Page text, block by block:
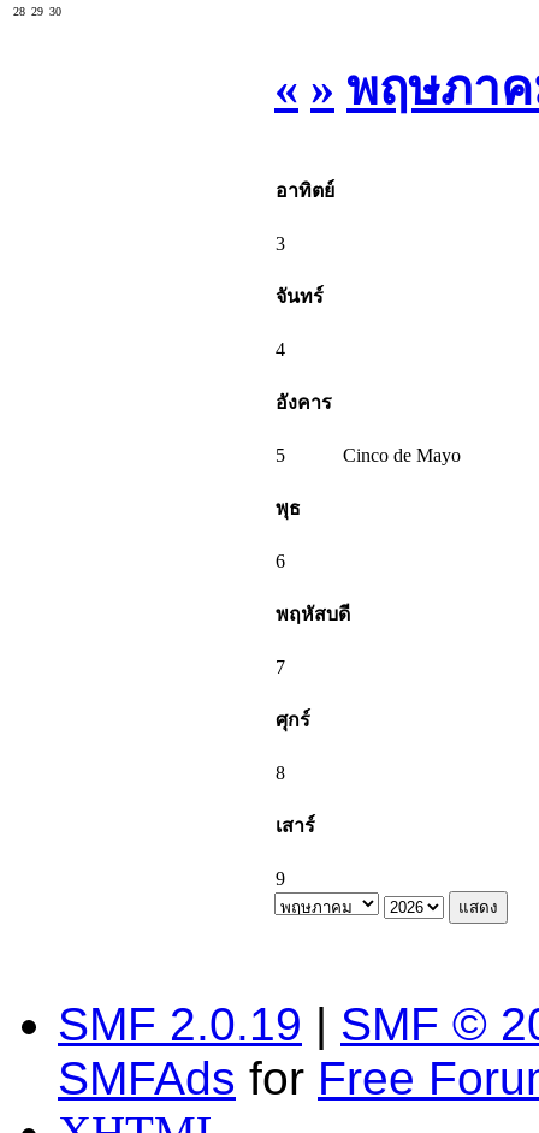
28 29 30
« » พฤษภาค
อาทิตย์
3
จันทร์
4
อังคาร
5 Cinco de Mayo
พุธ
6
พฤหัสบดี
7
ศุกร์
8
เสาร์
9
SMF 2.0.19 | SMF ©
SMFAds for Free